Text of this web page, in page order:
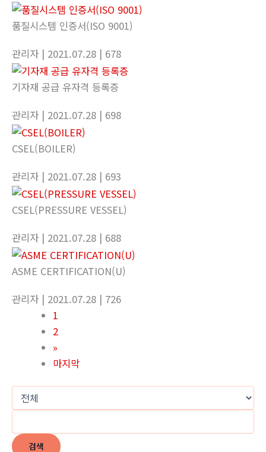
품질시스템 인증서(ISO 9001)
관리자 | 2021.07.28 | 678
기자재 공급 유자격 등록증
관리자 | 2021.07.28 | 698
CSEL(BOILER)
관리자 | 2021.07.28 | 693
CSEL(PRESSURE VESSEL)
관리자 | 2021.07.28 | 688
ASME CERTIFICATION(U)
관리자 | 2021.07.28 | 726
1
2
»
마지막
검색